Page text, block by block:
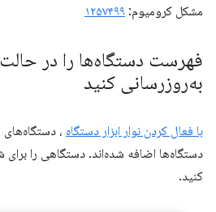
مشکل کرومیوم: ۱۲۵۷۴۹۹
فهرست دستگاه‌ها را در
به‌روزرسانی کنید
با فعال کردن نوار ابزار دستگاه ،
دستگاه‌ها اضافه شده‌اند. دستگاهی را برای
کنید.